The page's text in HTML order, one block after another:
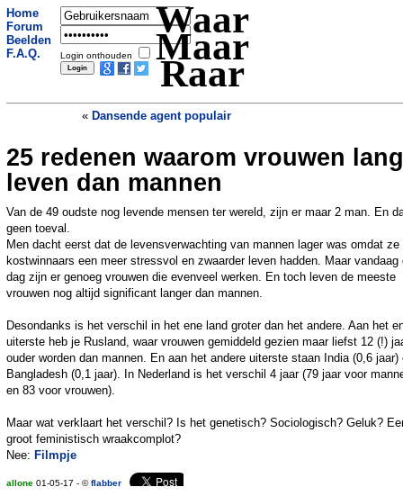
Home
Forum
Beelden
F.A.Q.
Login onthouden
Waar
Maar
Raar
« Dansende agent populair
Bloemist steelt planten van
begraafplaats»
25 redenen waarom vrouwen
leven dan mannen
Van de 49 oudste nog levende mensen ter wereld, zijn er maar 2 man. En
geen toeval.
Men dacht eerst dat de levensverwachting van mannen lager was omdat ze
kostwinnaars een meer stressvol en zwaarder leven hadden. Maar vandaag
dag zijn er genoeg vrouwen die evenveel werken. En toch leven de meeste
vrouwen nog altijd significant langer dan mannen.
Desondanks is het verschil in het ene land groter dan het andere. Aan het
uiterste heb je Rusland, waar vrouwen gemiddeld gezien maar liefst 12 (!)
ouder worden dan mannen. En aan het andere uiterste staan India (0,6 jaar)
Bangladesh (0,1 jaar). In Nederland is het verschil 4 jaar (79 jaar voor
en 83 voor vrouwen).
Maar wat verklaart het verschil? Is het genetisch? Sociologisch? Geluk?
groot feministisch wraakcomplot?
Nee: Filmpje
allone 01-05-17 - ©flabber